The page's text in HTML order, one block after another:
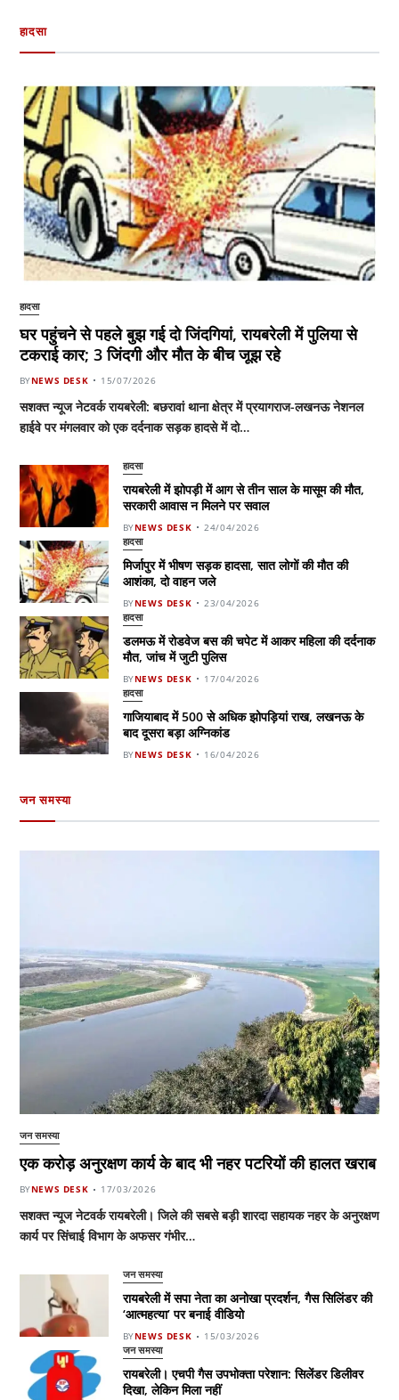
हादसा
हादसा
घर पहुंचने से पहले बुझ गई दो जिंदगियां, रायबरेली में पुलिया से
टकराई कार; 3 जिंदगी और मौत के बीच जूझ रहे
BYNEWS DESK 15/07/2026
सशक्त न्यूज नेटवर्क रायबरेली: बछरावां थाना क्षेत्र में प्रयागराज-लखनऊ नेशनल
हाईवे पर मंगलवार को एक दर्दनाक सड़क हादसे में दो…
हादसा
रायबरेली में झोपड़ी में आग से तीन साल के मासूम की मौत,
सरकारी आवास न मिलने पर सवाल
BYNEWS DESK 24/04/2026
हादसा
मिर्जापुर में भीषण सड़क हादसा, सात लोगों की मौत की
आशंका, दो वाहन जले
BYNEWS DESK 23/04/2026
हादसा
डलमऊ में रोडवेज बस की चपेट में आकर महिला की दर्दनाक
मौत, जांच में जुटी पुलिस
BYNEWS DESK 17/04/2026
हादसा
गाजियाबाद में 500 से अधिक झोपड़ियां राख, लखनऊ के
बाद दूसरा बड़ा अग्निकांड
BYNEWS DESK 16/04/2026
जन समस्या
जन समस्या
एक करोड़ अनुरक्षण कार्य के बाद भी नहर पटरियों की हालत खराब
BYNEWS DESK 17/03/2026
सशक्त न्यूज नेटवर्क रायबरेली। जिले की सबसे बड़ी शारदा सहायक नहर के अनुरक्षण
कार्य पर सिंचाई विभाग के अफसर गंभीर…
जन समस्या
रायबरेली में सपा नेता का अनोखा प्रदर्शन, गैस सिलिंडर की
‘आत्महत्या’ पर बनाई वीडियो
BYNEWS DESK 15/03/2026
जन समस्या
रायबरेली। एचपी गैस उपभोक्ता परेशान: सिलेंडर डिलीवर
दिखा, लेकिन मिला नहीं